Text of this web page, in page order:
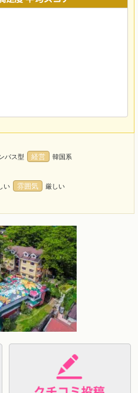
パス型 経営 韓国系
い 雰囲気 厳しい